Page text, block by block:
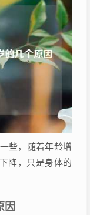
些，随着年龄增
降，只是身体的
因